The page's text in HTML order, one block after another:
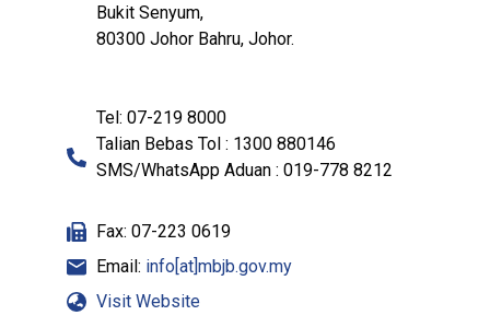
Bukit Senyum,
80300 Johor Bahru, Johor.
Tel: 07-219 8000
Talian Bebas Tol : 1300 880146
SMS/WhatsApp Aduan : 019-778 8212
Fax: 07-223 0619
Email: info[at]mbjb.gov.my
Visit Website